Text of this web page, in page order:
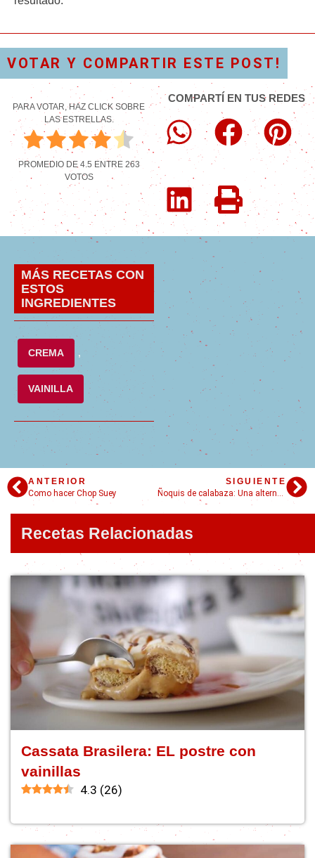
VOTAR Y COMPARTIR ESTE POST!
PARA VOTAR, HAZ CLICK SOBRE
LAS ESTRELLAS.
PROMEDIO DE 4.5 ENTRE 263
VOTOS
COMPARTÍ EN TUS REDES
MÁS RECETAS CON
ESTOS
INGREDIENTES
CREMA ,
VAINILLA
ANTERIOR
Como hacer Chop Suey
SIGUIENTE
Ñoquis de calabaza: Una alternativa deliciosa!
Recetas Relacionadas
Cassata Brasilera: EL postre con
vainillas
4.3 (26)